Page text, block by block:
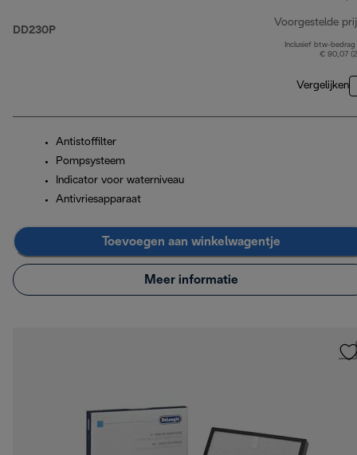
DD230P
Voorgestelde
Inclusief btw-bedrag
€ 90,07
Vergelijken
Antistoffilter
Pompsysteem
Indicator voor waterniveau
Antivriesapparaat
Toevoegen aan winkelwagentje
Meer informatie